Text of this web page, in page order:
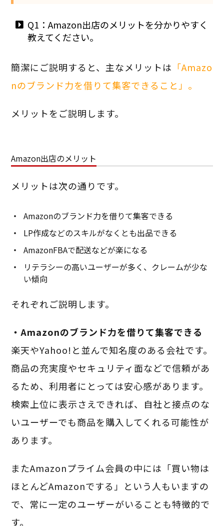
Q1：Amazon出店のメリットを分かりやすく
教えてください。
簡潔にご説明すると、主なメリットは 「Amazo
nのブランド力を借りて集客できること」。
メリットをご説明します。
Amazon出店のメリット
メリットは次の通りです。
Amazonのブランド力を借りて集客できる
LP作成などのスキルがなくとも出品できる
AmazonFBAで配送などが楽になる
リテラシーの高いユーザーが多く、クレームが少な
い傾向
それぞれご説明します。
・Amazonのブランド力を借りて集客できる
楽天やYahoo!と並んで知名度のある会社です。
商品の充実度やセキュリティ面などで信頼があ
るため、利用者にとっては安心感があります。
検索上位に表示さえできれば、自社と接点のな
いユーザーでも商品を購入してくれる可能性が
あります。
またAmazonプライム会員の中には「買い物は
ほとんどAmazonでする」という人もいますの
で、常に一定のユーザーがいることも特徴的で
す。